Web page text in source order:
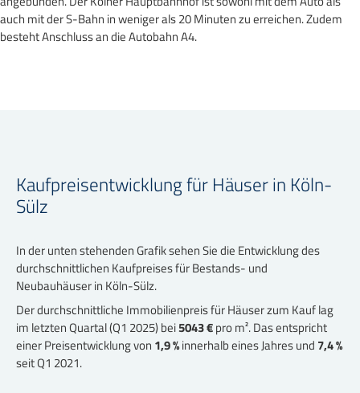
auch mit der S-Bahn in weniger als 20 Minuten zu erreichen. Zudem
besteht Anschluss an die Autobahn A4.
Kaufpreisentwicklung für Häuser in Köln-
Sülz
In der unten stehenden Grafik sehen Sie die Entwicklung des
durchschnittlichen Kaufpreises für Bestands- und
Neubauhäuser in Köln-Sülz.
Der durchschnittliche Immobilienpreis für Häuser zum Kauf lag
im letzten Quartal (Q1 2025) bei5043 €pro m². Das entspricht
einer Preisentwicklung von 1,9 %innerhalb eines Jahres und 7,4 %
seit Q1 2021.